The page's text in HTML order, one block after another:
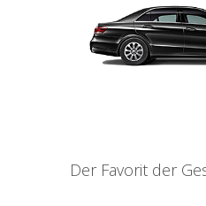
Der Favorit der